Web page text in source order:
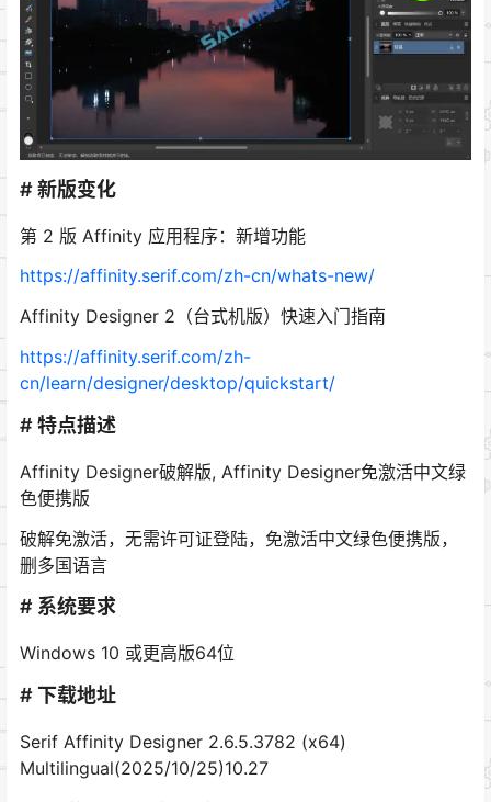
# 新版变化
第 2 版 Affinity 应用程序：新增功能
https://affinity.serif.com/zh-cn/whats-new/
Affinity Designer 2（台式机版）快速入门指南
https://affinity.serif.com/zh-
cn/learn/designer/desktop/quickstart/
# 特点描述
Affinity Designer破解版, Affinity Designer免激活中文绿
色便携版
破解免激活，无需许可证登陆，免激活中文绿色便携版，
删多国语言
# 系统要求
Windows 10 或更高版64位
# 下载地址
Serif Affinity Designer 2.6.5.3782 (x64)
Multilingual(2025/10/25)10.27